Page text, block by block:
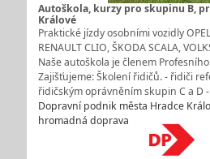
Autoškola, kurzy pro skupinu B,
Králové
Praktické jízdy osobními vozidly
RENAULT CLIO, ŠKODA SCALA,
Naše autoškola je členem
Zajišťujeme: Školení řidičů. - řidiči
řidičským oprávněním skupin C a D
Dopravní podnik města Hradce
hromadná doprava